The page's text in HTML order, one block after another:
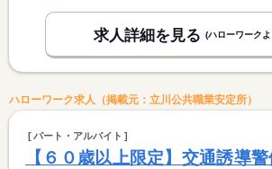
求人詳細を見る (ハローワーク
ハローワーク求人（掲載元：立川公共職業安定所）
パート・アルバイト
【６０歳以上限定】交通誘導警